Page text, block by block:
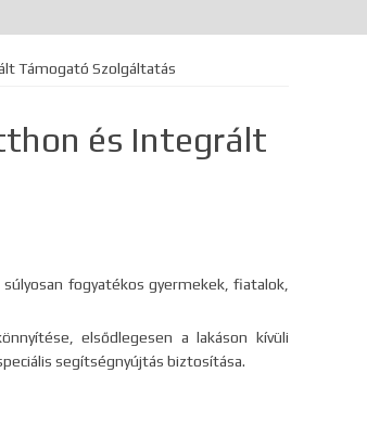
Támogató Szolgáltatás
és Integrált
fogyatékos gyermekek, fiatalok,
elsődlegesen a lakáson kívüli
segítségnyújtás biztosítása.